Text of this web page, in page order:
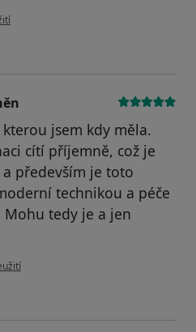
Váš účet byl odstraněn
jsem kdy měla.
cítí příjemně, což je
především je toto
technikou a péče
tedy je a jen
uživatele Váš účet byl odstraněn